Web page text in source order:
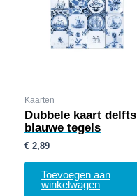
Kaarten
Dubbele kaart delfts
blauwe tegels
€ 2,89
Toevoegen aan
winkelwagen